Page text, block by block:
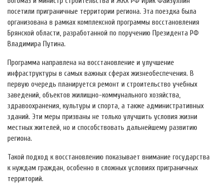
посетили приграничные территории региона. Эта поездка была
организована в рамках комплексной программы восстановления
Брянской области, разработанной по поручению Президента РФ
Владимира Путина.
Программа направлена на восстановление и улучшение
инфраструктуры в самых важных сферах жизнеобеспечения. В
первую очередь планируется ремонт и строительство учебных
заведений, объектов жилищно-коммунального хозяйства,
здравоохранения, культуры и спорта, а также административных
зданий. Эти меры призваны не только улучшить условия жизни
местных жителей, но и способствовать дальнейшему развитию
региона.
Такой подход к восстановлению показывает внимание государства
к нуждам граждан, особенно в сложных условиях приграничных
территорий.